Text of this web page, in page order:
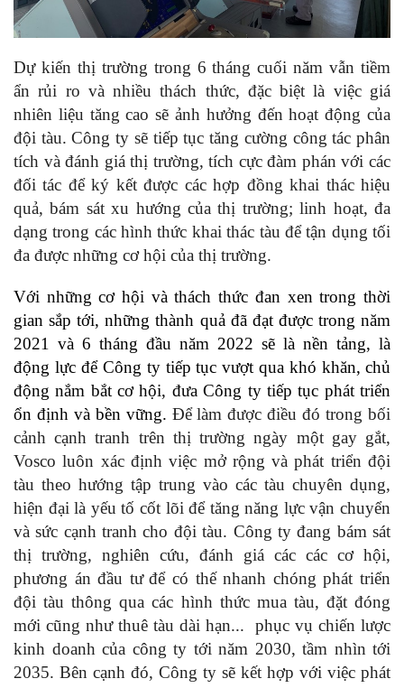
Dự kiến thị trường trong 6 tháng cuối nămvẫn tiềm
ẩn rủi ro và nhiều thách thức, đặc biệt là việc giá
nhiên liệu tăng cao sẽ ảnh hưởng đến hoạt động của
đội tàu.Công ty sẽ tiếp tục tăng cường công tác phân
tích và đánh giá thị trường, tích cực đàm phán với các
đối tác để ký kết được các hợp đồng khai thác hiệu
quả, bám sát xu hướng của thị trường; linh hoạt, đa
dạng trong các hình thức khai thác tàu để tận dụng tối
đa được những cơ hội của thị trường.
Với những cơ hội và thách thức đan xen trong thời
gian sắp tới, những thành quả đã đạt được trong năm
2021 và 6 tháng đầu năm 2022 sẽ là nền tảng, là
động lực để Công ty tiếp tục vượt qua khó khăn, chủ
độngnắm bắt cơ hội, đưa Công ty tiếp tục phát triển
ổn định và bền vững. Để làm được điều đó trong bối
cảnh cạnh tranh trên thị trường ngày một gay gắt,
Vosco luôn xác định việc mở rộng và phát triển đội
tàu theo hướng tập trung vào các tàu chuyên dụng,
hiện đại là yếu tố cốt lõi để tăng năng lực vận chuyển
và sức cạnh tranh cho đội tàu. Công ty đang bám sát
thị trường, nghiên cứu, đánh giá các các cơ hội,
phương án đầu tư để có thế nhanh chóngphát triển
đội tàu thông qua các hình thức mua tàu, đặt đóng
mới cũng như thuê tàu dài hạn... phục vụ chiến lược
kinh doanh của công ty tới năm 2030, tầm nhìn tới
2035. Bên cạnh đó, Công ty sẽ kết hợp với việc phát